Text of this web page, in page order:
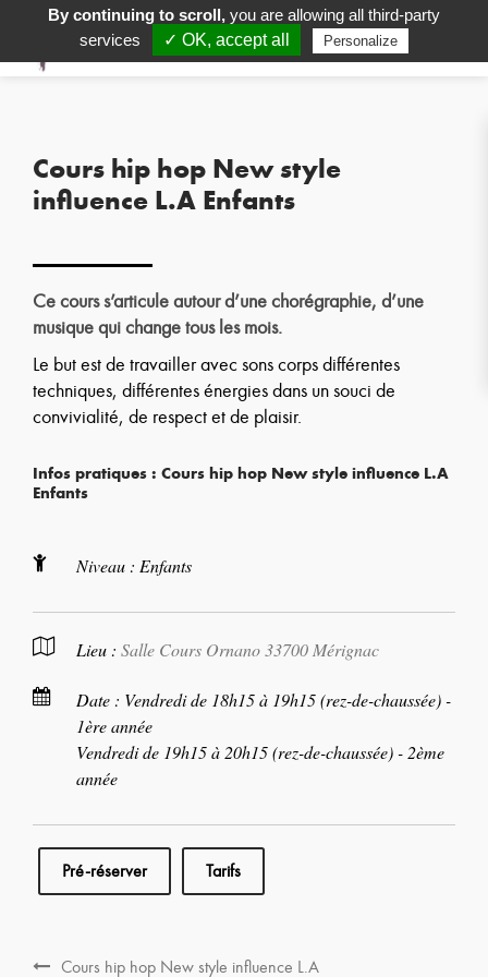
Cours hip hop New style
influence L.A Enfants
Ce cours s’articule autour d’une chorégraphie, d’une
musique qui change tous les mois.
Le but est de travailler avec sons corps différentes
techniques, différentes énergies dans un souci de
convivialité, de respect et de plaisir.
Infos pratiques : Cours hip hop New style influence L.A
Enfants
Niveau : Enfants
Lieu : Salle Cours Ornano 33700 Mérignac
Date : Vendredi de 18h15 à 19h15 (rez-de-chaussée) -
1ère année
Vendredi de 19h15 à 20h15 (rez-de-chaussée) - 2ème
année
Pré-réserver Tarifs
Cours hip hop New style influence L.A
By continuing to scroll,you are allowing all third-party
services
✓ OK, accept all Personalize